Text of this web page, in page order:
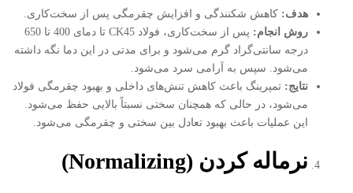
هدف: کاهش شکنندگی و افزایش چقرمگی پس از سخت‌کاری.
روش انجام:
پس از سخت‌کاری، فولاد CK45 تا دمای 400 تا 650
درجه سانتی‌گراد گرم می‌شود و برای مدتی در این دما نگه داشته
می‌شود. سپس به آرامی سرد می‌شود.
نتایج: تمپرینگ باعث کاهش تنش‌های داخلی و بهبود چقرمگی فولاد
می‌شود، در حالی که همچنان سختی نسبتاً بالایی حفظ می‌شود.
این عملیات باعث بهبود تعادل بین سختی و چقرمگی می‌شود.
نرماله کردن (Normalizing)